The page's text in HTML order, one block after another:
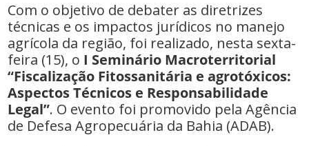
Com o objetivo de debater as diretrizes
técnicas e os impactos jurídicos no manejo
agrícola da região, foi realizado, nesta sexta-
feira (15), o I Seminário Macroterritorial
“Fiscalização Fitossanitária e agrotóxicos:
Aspectos Técnicos e Responsabilidade
Legal”. O evento foi promovido pela Agência
de Defesa Agropecuária da Bahia (ADAB).